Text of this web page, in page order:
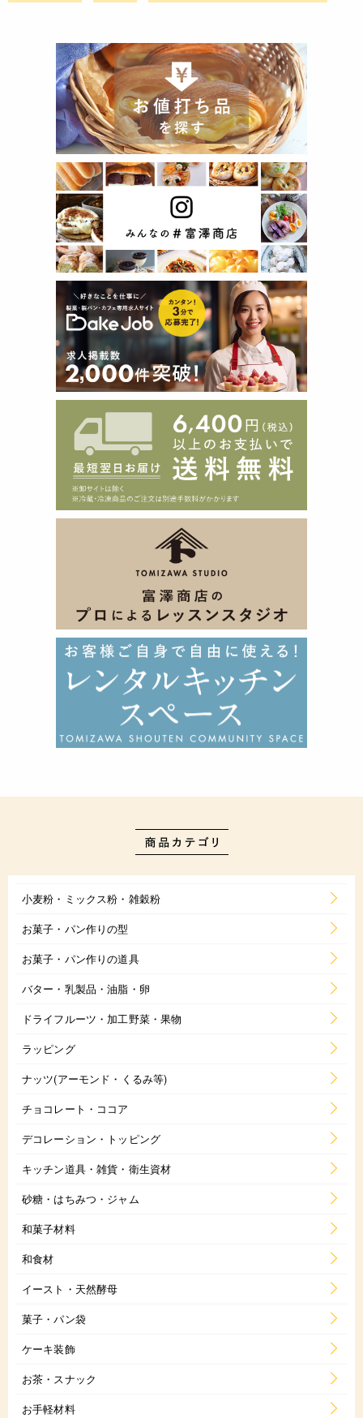
小麦粉・ミックス粉・雑穀粉
お菓子・パン作りの型
お菓子・パン作りの道具
バター・乳製品・油脂・卵
ドライフルーツ・加工野菜・果物
ラッピング
ナッツ(アーモンド・くるみ等)
チョコレート・ココア
デコレーション・トッピング
キッチン道具・雑貨・衛生資材
砂糖・はちみつ・ジャム
和菓子材料
和食材
イースト・天然酵母
菓子・パン袋
ケーキ装飾
お茶・スナック
お手軽材料